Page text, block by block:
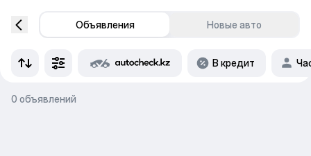
Объявления Новые авто
В кредит
0 объявлений